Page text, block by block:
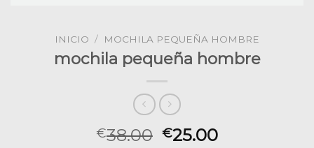
INICIO / MOCHILA PEQUEÑA HOMBRE
mochila pequeña hombre
€38.00 €25.00